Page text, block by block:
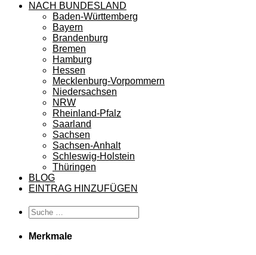
NACH BUNDESLAND
Baden-Württemberg
Bayern
Brandenburg
Bremen
Hamburg
Hessen
Mecklenburg-Vorpommern
Niedersachsen
NRW
Rheinland-Pfalz
Saarland
Sachsen
Sachsen-Anhalt
Schleswig-Holstein
Thüringen
BLOG
EINTRAG HINZUFÜGEN
Merkmale